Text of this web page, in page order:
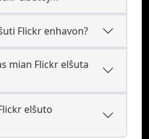
Flickr enhavon?
mian Flickr elŝuta
elŝuto